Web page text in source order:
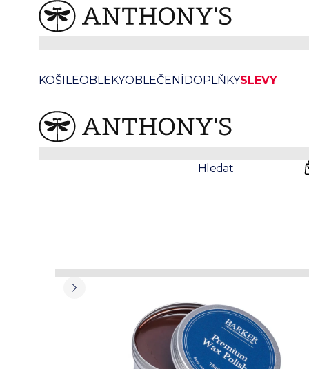
KOŠILEOBLEKYOBLEČENÍDOPLŇKYSLEVY
Hledat
Anthonys / Doplňky / Boty / Krémy a vosky na boty
Hnědý vosk na boty